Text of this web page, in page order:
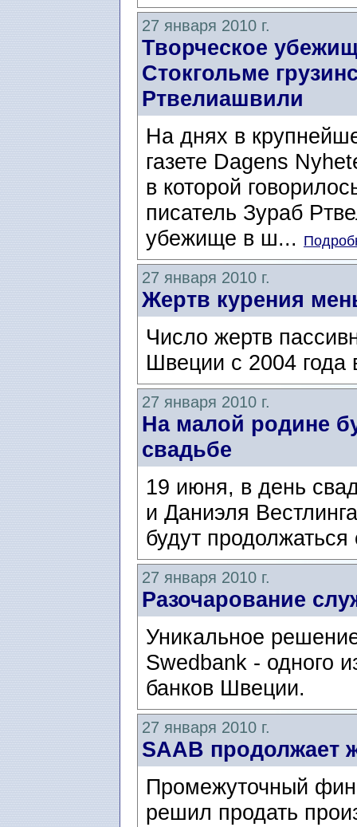
27 января 2010 г.
Творческое
Стокгольме
Ртвелиашвили
На днях в
газете Dagens
в которой
писатель Зураб
убежище в ш...
27 января 2010 г.
Жертв курения
Число жертв
Швеции с 2004 года
27 января 2010 г.
На малой родине
свадьбе
19 июня, в день
и Даниэля
будут
27 января 2010 г.
Разочарование
Уникальное
Swedbank - одного
банков Швеции.
27 января 2010 г.
SAAB продолжает
Промежуточный
решил продать